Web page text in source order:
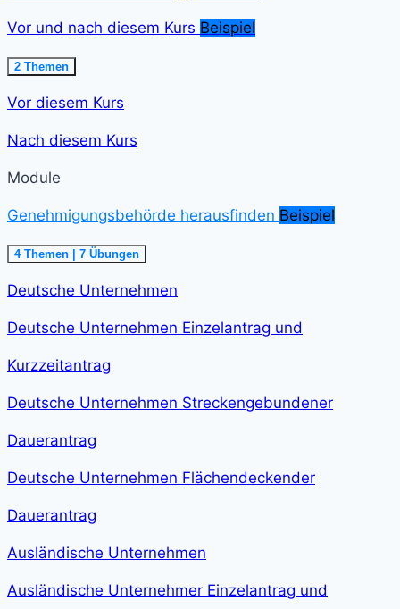
Vor und nach diesem Kurs Beispiel
Ausklappen
Vor
und
diesem
class="course-
step-
min
</span>
2 Themen
Vor diesem Kurs
Nach diesem Kurs
Module
Genehmigungsbehörde herausfinden Beispiel
Einklappen
Genehmigungsbehörde
herausfinden<span
step-
min
</span>
4 Themen 7 Übungen
Deutsche Unternehmen
Deutsche Unternehmen Einzelantrag und
Kurzzeitantrag
Deutsche Unternehmen Streckengebundener
Dauerantrag
Deutsche Unternehmen Flächendeckender
Dauerantrag
Ausländische Unternehmen
Ausländische Unternehmer Einzelantrag und